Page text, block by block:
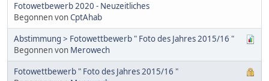
Fotowetbewerb 2020 - Neuzeitliches
Begonnen vonCptAhab
Abstimmung > Fotowettbewerb " Foto des Jahres 2015/16 "
Begonnen von Merowech
Fotowettbewerb " Foto des Jahres 2015/16 "